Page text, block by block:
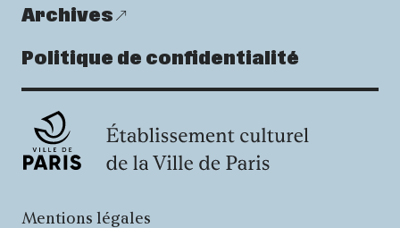
Archives
Politique de confidentialité
Mentions légales